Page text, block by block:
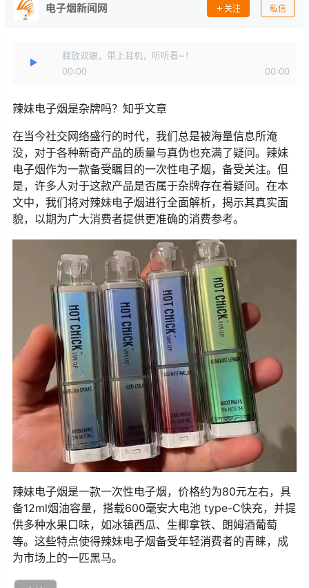
电子烟新闻网 关注 私信
释放双眼，带上耳机，听听看~！
00:00
00:00
辣妹电子烟是杂牌吗？知乎文章
在当今社交网络盛行的时代，我们总是被海量信息所淹
没，对于各种新奇产品的质量与真伪也充满了疑问。辣妹
电子烟作为一款备受瞩目的一次性电子烟，备受关注。但
是，许多人对于这款产品是否属于杂牌存在着疑问。在本
文中，我们将对辣妹电子烟进行全面解析，揭示其真实面
貌，以期为广大消费者提供更准确的消费参考。
辣妹电子烟是一款一次性电子烟，价格约为80元左右，具
备12ml烟油容量，搭载600毫安大电池 type-C快充，并提
供多种水果口味，如冰镇西瓜、生椰拿铁、朗姆酒葡萄
等。这些特点使得辣妹电子烟备受年轻消费者的青睐，成
为市场上的一匹黑马。